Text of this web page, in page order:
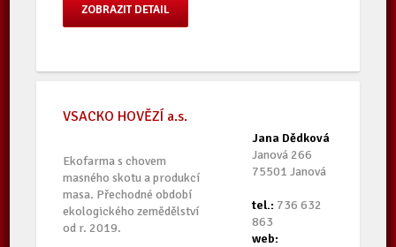
ZOBRAZIT DETAIL
Jana Dědková
Janová 266
75501 Janová
tel.: 736 632
863
web:
VSACKO HOVĚZÍ a.s.
Ekofarma s chovem
masného skotu a produkcí
masa. Přechodné období
ekologického zemědělství
od r. 2019.